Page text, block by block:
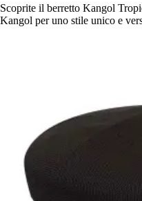
Scoprite il berretto Kangol
Kangol per uno stile unico e